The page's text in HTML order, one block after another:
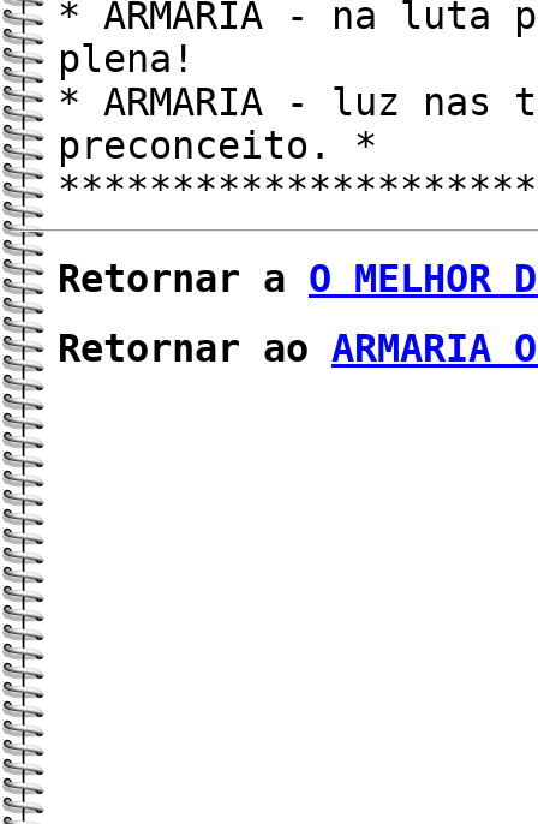
* ARMARIA - na luta
plena!
* ARMARIA - luz nas
preconceito. *
Retornar a O MELHOR
Retornar ao ARMARIA